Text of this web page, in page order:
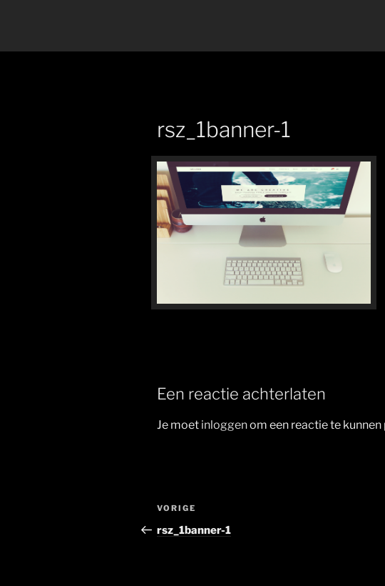
rsz_1banner-1
Een reactie achterlaten
Je moet inloggenom een reactie te kunnen
Berichtnavigatie
Vorig
bericht
VORIGE
rsz_1banner-1